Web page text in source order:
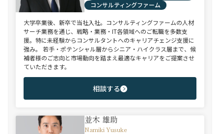
コンサルティングファーム
大学卒業後、新卒で当社入社。コンサルティングファームの人材
サーチ業務を通じ、戦略・業務・IT各領域へのご転職を多数支
援。特に未経験からコンサルタントへのキャリアチェンジ支援に
強み。 若手・ポテンシャル層からシニア・ハイクラス層まで、候
補者様のご志向と市場動向を踏まえ最適なキャリアをご提案させ
ていただきます。
相談する
並木 雄助
Namiki Yusuke